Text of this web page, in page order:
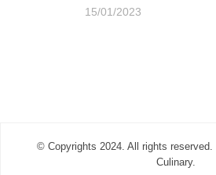
15/01/2023
© Copyrights 2024. All rights reserved.
Culinary.